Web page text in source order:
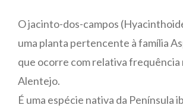
O jacinto-dos-campos
uma planta pertencente à família
que ocorre com relativa frequência
Alentejo.
É uma espécie nativa da Península